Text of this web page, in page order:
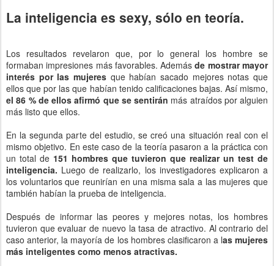
La inteligencia es sexy, sólo en teoría.
Los resultados revelaron que, por lo general los hombre se
formaban impresiones más favorables. Ademásde mostrar mayor
interés por las mujeres que habían sacado mejores notas que
ellos que por las que habían tenido calificaciones bajas. Así mismo,
el 86 % de ellos afirmó que se sentirán más atraídos por alguien
más listo que ellos.
En la segunda parte del estudio, se creó una situación real con el
mismo objetivo. En este caso de la teoría pasaron a la práctica con
un total de 151 hombres que tuvieron que realizar un test de
inteligencia. Luego de realizarlo, los investigadores explicaron a
los voluntarios que reunirían en una misma sala a las mujeres que
también habían la prueba de inteligencia.
Después de informar las peores y mejores notas, los hombres
tuvieron que evaluar de nuevo la tasa de atractivo. Al contrario del
caso anterior, la mayoría de los hombres clasificaron a las mujeres
más inteligentes como menos atractivas.